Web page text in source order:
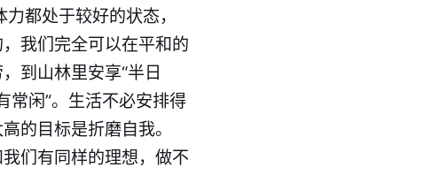
都处于较好的状态，
我们完全可以在平和的
到山林里安享“半日
常闲”。生活不必安排得
的目标是折磨自我。
们有同样的理想，做不